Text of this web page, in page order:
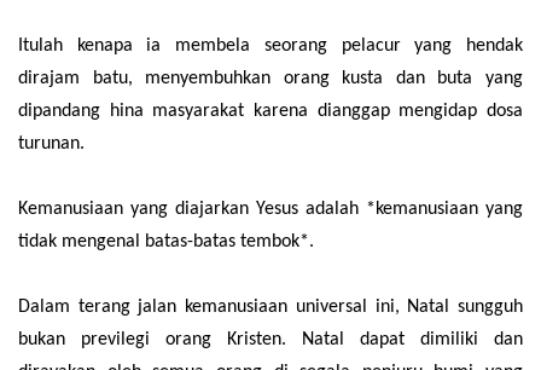
Itulah kenapa ia membela seorang pelacur yang hendak
dirajam batu, menyembuhkan orang kusta dan buta yang
dipandang hina masyarakat karena dianggap mengidap dosa
turunan.
Kemanusiaan yang diajarkan Yesus adalah *kemanusiaan yang
tidak mengenal batas-batas tembok*.
Dalam terang jalan kemanusiaan universal ini, Natal sungguh
bukan previlegi orang Kristen. Natal dapat dimiliki dan